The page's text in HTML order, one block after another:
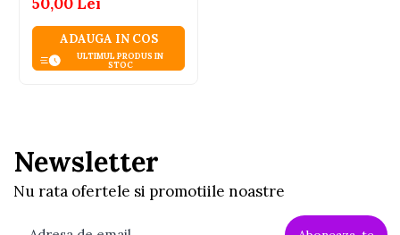
ADAUGA IN COS
ULTIMUL PRODUS IN
STOC
Newsletter
Nu rata ofertele si promotiile noastre